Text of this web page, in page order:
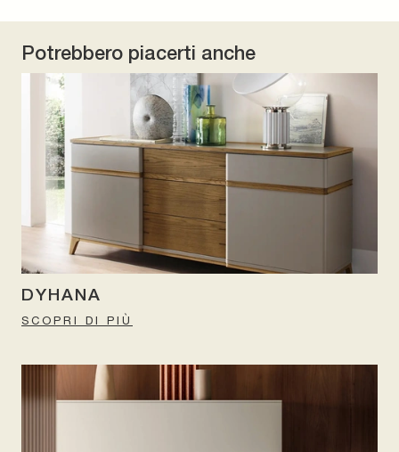
Potrebbero piacerti anche
DYHANA
SCOPRI DI PIÙ